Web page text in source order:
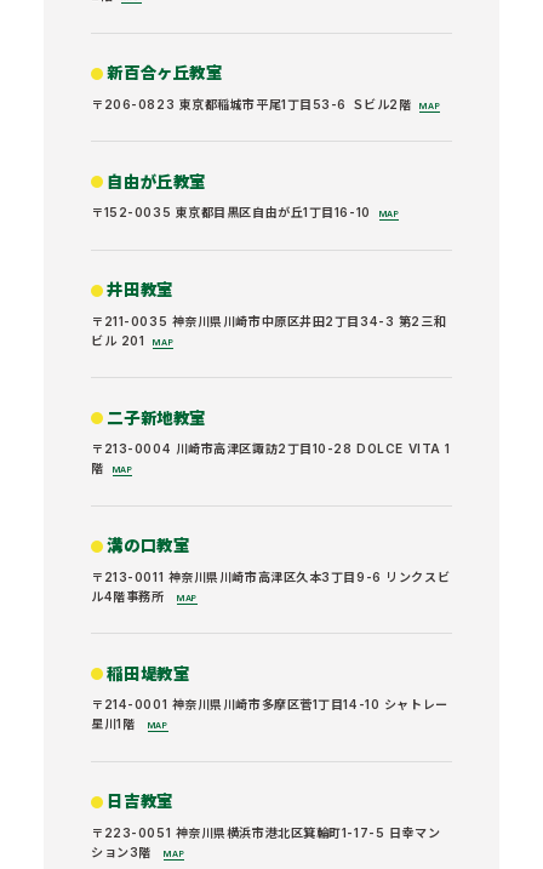
新百合ヶ丘教室
〒206-0823 東京都稲城市平尾1丁目53-6 Ｓビル2階 MAP
自由が丘教室
〒152-0035 東京都目黒区自由が丘1丁目16-10 MAP
井田教室
〒211-0035 神奈川県川崎市中原区井田2丁目34-3 第2三和
ビル 201
MAP
二子新地教室
〒213-0004 川崎市高津区諏訪2丁目10-28 DOLCE VITA 1
階
MAP
溝の口教室
〒213-0011 神奈川県川崎市高津区久本3丁目9-6 リンクスビ
ル4階事務所
MAP
稲田堤教室
〒214-0001 神奈川県川崎市多摩区菅1丁目14-10 シャトレー
星川1階
MAP
日吉教室
〒223-0051 神奈川県横浜市港北区箕輪町1-17-5 日幸マン
ション3階
MAP